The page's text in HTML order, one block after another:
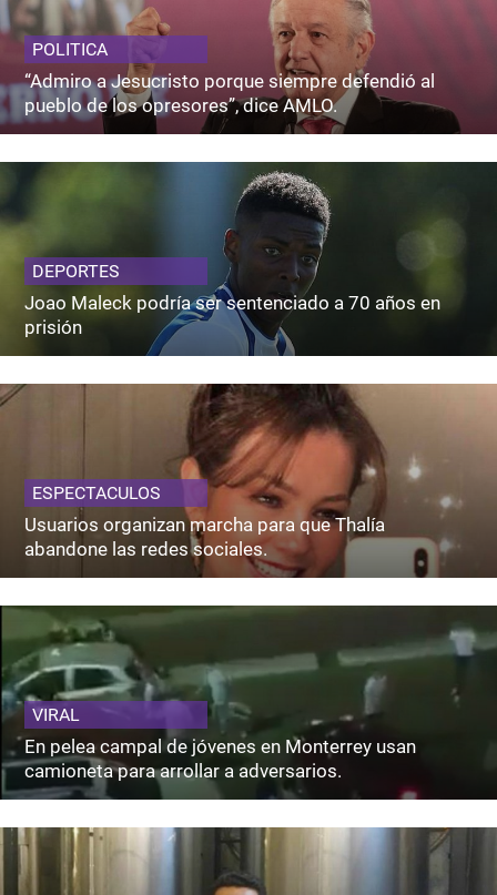
POLITICA
“Admiro a Jesucristo porque siempre defendió al
pueblo de los opresores”, dice AMLO.
DEPORTES
Joao Maleck podría ser sentenciado a 70 años en
prisión
ESPECTACULOS
Usuarios organizan marcha para que Thalía
abandone las redes sociales.
VIRAL
En pelea campal de jóvenes en Monterrey usan
camioneta para arrollar a adversarios.